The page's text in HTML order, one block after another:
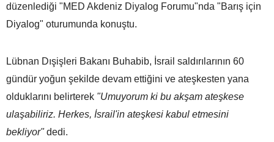
düzenlediği "MED Akdeniz Diyalog Forumu"nda "Barış için
Diyalog" oturumunda konuştu.
Lübnan Dışişleri Bakanı Buhabib, İsrail saldırılarının 60
gündür yoğun şekilde devam ettiğini ve ateşkesten yana
olduklarını belirterek "Umuyorum ki bu akşam ateşkese
ulaşabiliriz. Herkes, İsrail'in ateşkesi kabul etmesini
bekliyor"dedi.